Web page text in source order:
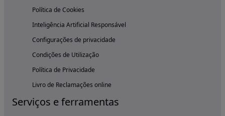
Política de Cookies
Inteligência Artificial Responsável
Configurações de privacidade
Condições de Utilização
Política de Privacidade
Livro de Reclamações online
Serviços e ferramentas